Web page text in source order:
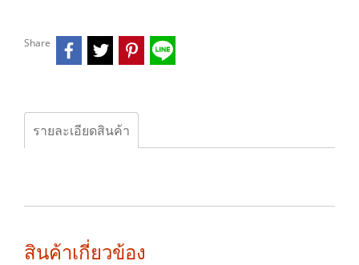
Share
รายละเอียดสินค้า
สินค้าเกี่ยวข้อง